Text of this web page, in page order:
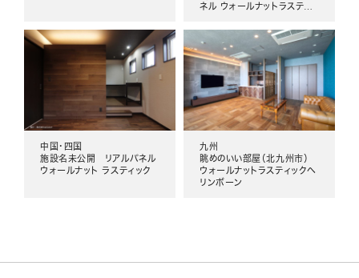
ネル ウォールナットラスティ
ン
中国・四国
施設名未公開 リアルパネル
ウォールナット ラスティック
九州
眺めのいい部屋（北九州市）
ウォールナットラスティックヘ
リンボーン